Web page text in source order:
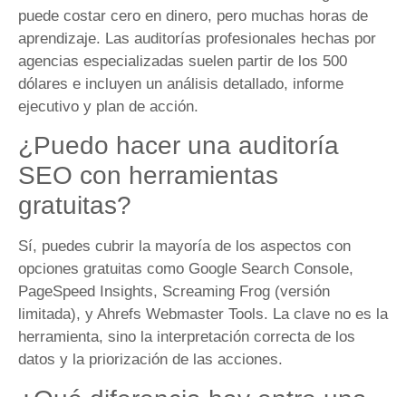
puede costar cero en dinero, pero muchas horas de
aprendizaje. Las auditorías profesionales hechas por
agencias especializadas suelen partir de los 500
dólares e incluyen un análisis detallado, informe
ejecutivo y plan de acción.
¿Puedo hacer una auditoría
SEO con herramientas
gratuitas?
Sí, puedes cubrir la mayoría de los aspectos con
opciones gratuitas como Google Search Console,
PageSpeed Insights, Screaming Frog (versión
limitada), y Ahrefs Webmaster Tools. La clave no es la
herramienta, sino la interpretación correcta de los
datos y la priorización de las acciones.